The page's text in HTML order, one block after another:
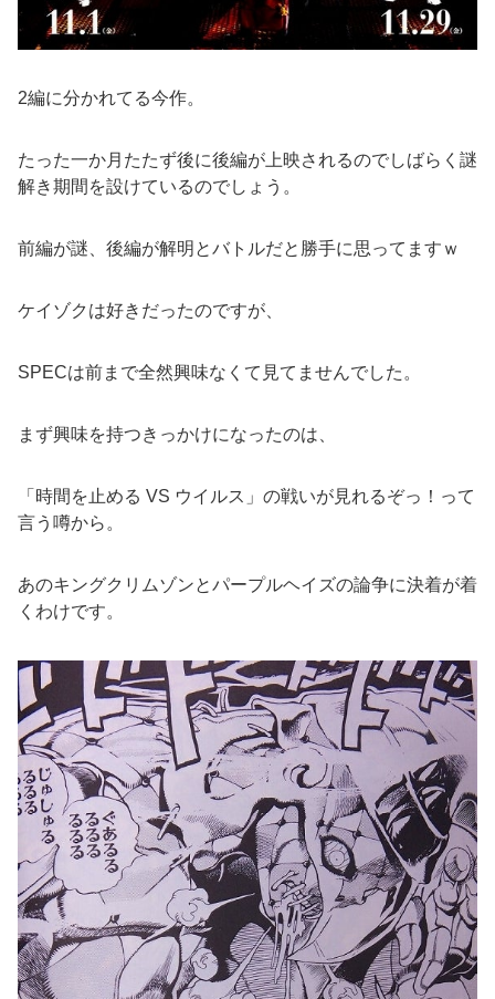
2編に分かれてる今作。
たった一か月たたず後に後編が上映されるのでしばらく謎
解き期間を設けているのでしょう。
前編が謎、後編が解明とバトルだと勝手に思ってますｗ
ケイゾクは好きだったのですが、
SPECは前まで全然興味なくて見てませんでした。
まず興味を持つきっかけになったのは、
「時間を止める VS ウイルス」の戦いが見れるぞっ！って
言う噂から。
あのキングクリムゾンとパープルヘイズの論争に決着が着
くわけです。